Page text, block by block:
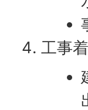
工事